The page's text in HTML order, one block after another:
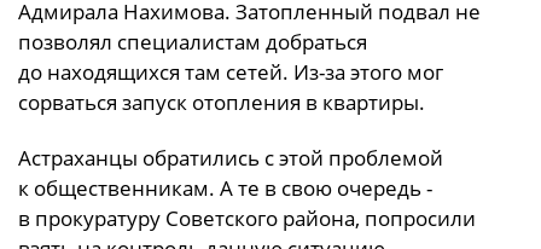
Адмирала Нахимова. Затопленный подвал не
позволял специалистам добраться
до находящихся там сетей. Из-за этого мог
сорваться запуск отопления в квартиры.
Астраханцы обратились с этой проблемой
к общественникам. А те в свою очередь -
в прокуратуру Советского района, попросили